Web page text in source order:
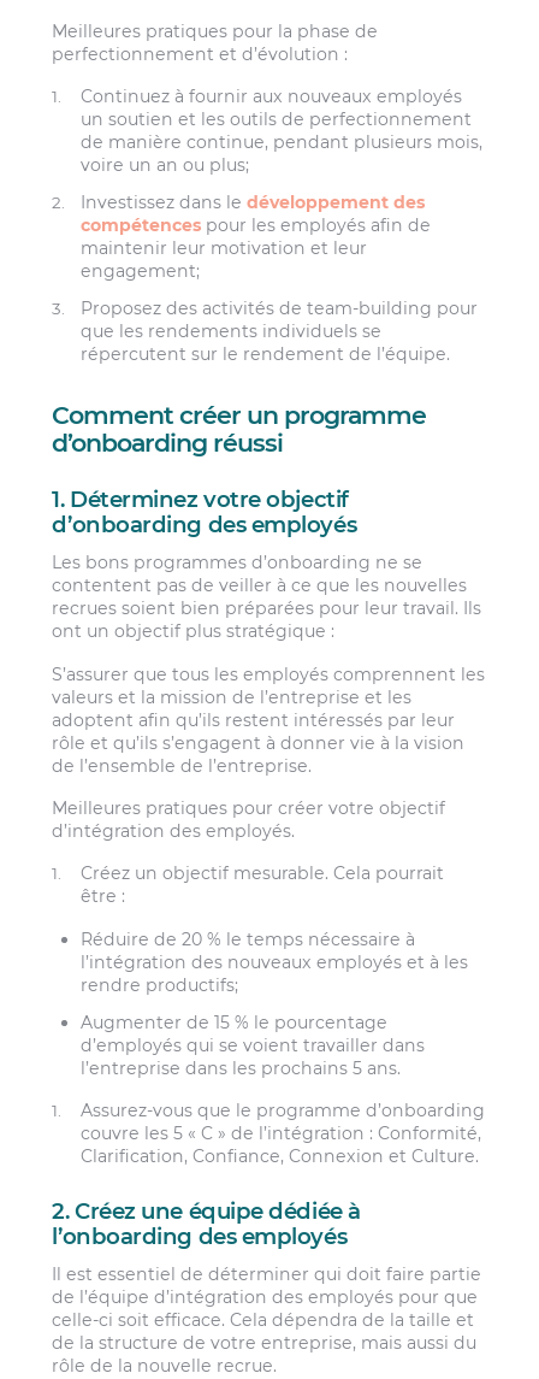
Meilleures pratiques pour la phase de
perfectionnement et d’évolution :
Continuez à fournir aux nouveaux employés
un soutien et les outils de perfectionnement
de manière continue, pendant plusieurs mois,
voire un an ou plus;
Investissez dans ledéveloppement des
compétences pour les employés afin de
maintenir leur motivation et leur
engagement;
Proposez des activités de team-building pour
que les rendements individuels se
répercutent sur le rendement de l’équipe.
Comment créer un programme
d’onboarding réussi
1. Déterminez votre objectif
d’onboarding des employés
Les bons programmes d’onboarding ne se
contentent pas de veiller à ce que les nouvelles
recrues soient bien préparées pour leur travail. Ils
ont un objectif plus stratégique :
S’assurer que tous les employés comprennent les
valeurs et la mission de l’entreprise et les
adoptent afin qu’ils restent intéressés par leur
rôle et qu’ils s’engagent à donner vie à la vision
de l’ensemble de l’entreprise.
Meilleures pratiques pour créer votre objectif
d’intégration des employés.
Créez un objectif mesurable. Cela pourrait
être :
Réduire de 20 % le temps nécessaire à
l’intégration des nouveaux employés et à les
rendre productifs;
Augmenter de 15 % le pourcentage
d’employés qui se voient travailler dans
l’entreprise dans les prochains 5 ans.
Assurez-vous que le programme d’onboarding
couvre les 5 « C » de l’intégration : Conformité,
Clarification, Confiance, Connexion et Culture.
2. Créez une équipe dédiée à
l’onboarding des employés
Il est essentiel de déterminer qui doit faire partie
de l’équipe d’intégration des employés pour que
celle-ci soit efficace. Cela dépendra de la taille et
de la structure de votre entreprise, mais aussi du
rôle de la nouvelle recrue.